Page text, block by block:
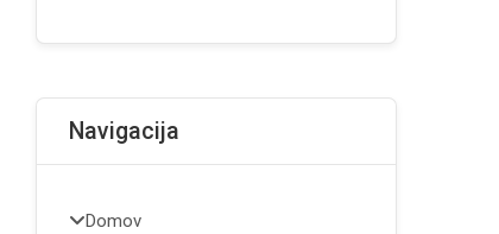
Navigacija
Domov